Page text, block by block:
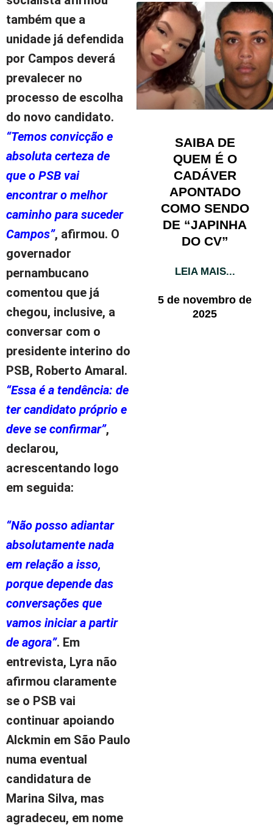
também que a
unidade já defendida
por Campos deverá
prevalecer no
processo de escolha
do novo candidato.
“Temos convicção e
absoluta certeza de
que o PSB vai
encontrar o melhor
caminho para suceder
Campos”, afirmou. O
governador
pernambucano
comentou que já
chegou, inclusive, a
conversar com o
presidente interino do
PSB, Roberto Amaral.
“Essa é a tendência: de
ter candidato próprio e
deve se confirmar”,
declarou,
acrescentando logo
em seguida:
“Não posso adiantar
absolutamente nada
em relação a isso,
porque depende das
conversações que
vamos iniciar a partir
de agora”. Em
entrevista, Lyra não
afirmou claramente
se o PSB vai
continuar apoiando
Alckmin em São Paulo
numa eventual
candidatura de
Marina Silva, mas
agradeceu, em nome
SAIBA DE
QUEM É O
CADÁVER
APONTADO
COMO SENDO
DE “JAPINHA
DO CV”
LEIA MAIS...
5 de novembro de
2025